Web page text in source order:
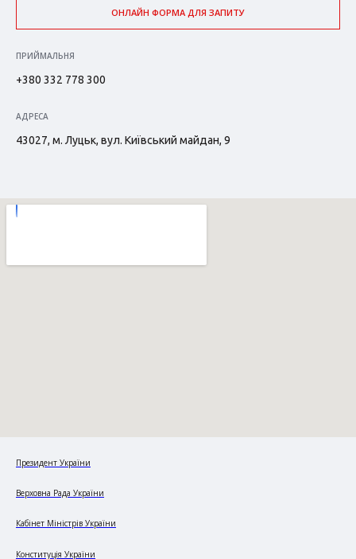
ОНЛАЙН ФОРМА ДЛЯ ЗАПИТУ
ПРИЙМАЛЬНЯ
+380 332 778 300
АДРЕСА
43027, м. Луцьк, вул. Київський майдан, 9
Президент України
Верховна Рада України
Кабінет Міністрів України
Конституція України